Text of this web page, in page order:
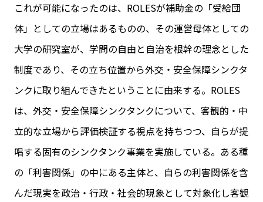
これが可能になったのは、ROLESが補助金の「受給団
体」としての立場はあるものの、その運営母体としての
大学の研究室が、学問の自由と自治を根幹の理念とした
制度であり、その立ち位置から外交・安全保障シンクタ
ンクに取り組んできたということに由来する。ROLES
は、外交・安全保障シンクタンクについて、客観的・中
立的な立場から評価検証する視点を持ちつつ、自らが提
唱する固有のシンクタンク事業を実施している。ある種
の「利害関係」の中にある主体と、自らの利害関係を含
んだ現実を政治・行政・社会的現象として対象化し客観